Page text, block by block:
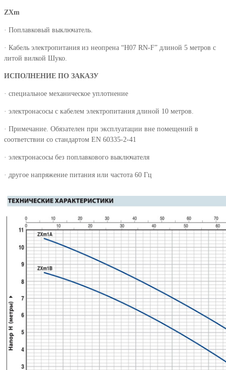
ZXm
· Поплавковый выключатель.
· Кабель электропитания из неопрена “H07 RN-F” длиной 5 метров с
литой вилкой Шуко.
ИСПОЛНЕНИЕ ПО ЗАКАЗУ
· специальное механическое уплотнение
· электронасосы с кабелем электропитания длиной 10 метров.
· Примечание. Обязателен при эксплуатации вне помещений в
соответствии со стандартом EN 60335-2-41
· электронасосы без поплавкового выключателя
· другое напряжение питания или частота 60 Гц